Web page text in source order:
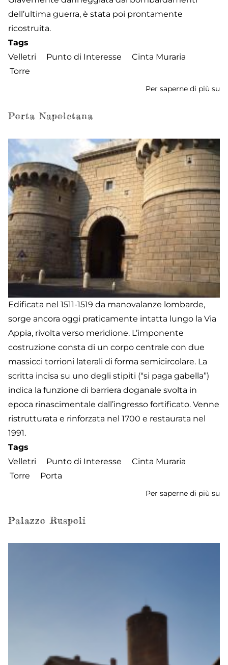
dell’ultima guerra, è stata poi prontamente
ricostruita.
Tags
Velletri
Punto di Interesse
Cinta Muraria
Torre
Per saperne di più su
Porta Napoletana
Edificata nel 1511-1519 da manovalanze lombarde,
sorge ancora oggi praticamente intatta lungo la Via
Appia, rivolta verso meridione. L’imponente
costruzione consta di un corpo centrale con due
massicci torrioni laterali di forma semicircolare. La
scritta incisa su uno degli stipiti (“si paga gabella”)
indica la funzione di barriera doganale svolta in
epoca rinascimentale dall’ingresso fortificato. Venne
ristrutturata e rinforzata nel 1700 e restaurata nel
1991.
Tags
Velletri
Punto di Interesse
Cinta Muraria
Torre
Porta
Per saperne di più su
Palazzo Ruspoli